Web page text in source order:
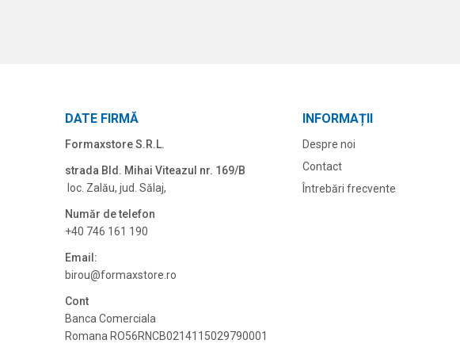
DATE FIRMĂ
Formaxstore S.R.L.
strada Bld. Mihai Viteazul nr. 169/B
loc. Zalău, jud. Sălaj,
Număr de telefon
+40 746 161 190
Email:
birou@formaxstore. ro
Cont
Banca Comerciala
Romana RO56RNCB0214115029790001
INFORMAȚII
Despre noi
Contact
Întrebări frecvente